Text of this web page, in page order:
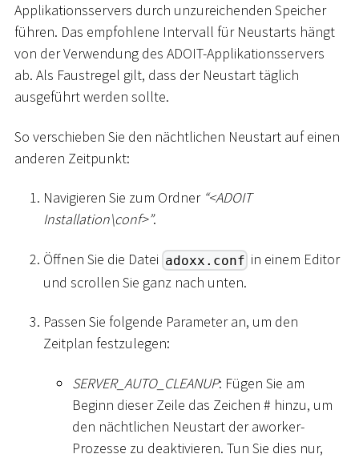
Applikationsservers durch unzureichenden Speicher
führen. Das empfohlene Intervall für Neustarts hängt
von der Verwendung des ADOIT-Applikationsservers
ab. Als Faustregel gilt, dass der Neustart täglich
ausgeführt werden sollte.
So verschieben Sie den nächtlichen Neustart auf einen
anderen Zeitpunkt:
Navigieren Sie zum Ordner “<ADOIT
Installation\conf>”.
Öffnen Sie die Datei adoxx.conf in einem Editor
und scrollen Sie ganz nach unten.
Passen Sie folgende Parameter an, um den
Zeitplan festzulegen:
SERVER_AUTO_CLEANUP: Fügen Sie am
Beginn dieser Zeile das Zeichen # hinzu, um
den nächtlichen Neustart der aworker-
Prozesse zu deaktivieren. Tun Sie dies nur,